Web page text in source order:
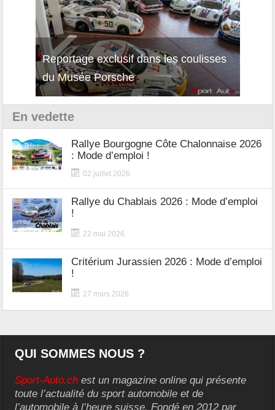
Reportage exclusif dans les coulisses
du Musée Porsche
En vedette
Rallye Bourgogne Côte Chalonnaise 2026
: Mode d’emploi !
02 juillet 2026
Rallye du Chablais 2026 : Mode d’emploi
!
22 mai 2026
Critérium Jurassien 2026 : Mode d’emploi
!
27 mars 2026
QUI SOMMES NOUS ?
Sport-Auto.ch est un magazine online qui présente
toute l’actualité du sport automobile et de
l’automobile à l’heure suisse. Fondé en 2012 par